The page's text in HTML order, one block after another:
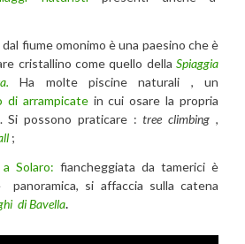
fiume omonimo è una paesino che è
cristallino come quello della Spiaggia
Ha molte piscine naturali , un
di arrampicatein cui osare la propria
Si possono praticare :tree climbing ,
;
a Solaro: fiancheggiata da tamerici è
panoramica, si affaccia sulla catena
di Bavella.